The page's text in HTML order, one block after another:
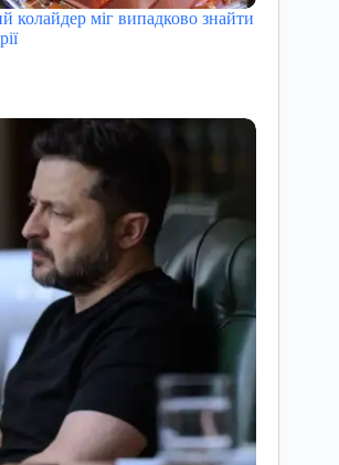
колайдер міг випадково знайти